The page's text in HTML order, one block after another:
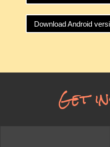
Download Android
Get